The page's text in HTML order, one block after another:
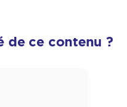
de ce contenu ?